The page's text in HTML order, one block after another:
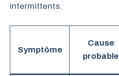
intermittents.
Symptôme
Cause
probable